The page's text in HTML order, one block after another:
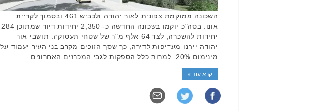
השכונה ממוקמת צפונית לאור יהודה ולכביש 461 ובסמוך לקריית
אונו. בסה"כ יוקמו בשכונה החדשה כ- 2,350 יחידות דיור שמתוכן 284
יחידות להשכרה, לצד 64 אלף מ"ר של שטחי תעסוקה. תושבי אור
יהודה ייהנו מעדיפות לדירה, כך שסך הזוכים מקרב בני העיר יעמוד על
מינימום 20%. למרות כלל הספקות לגבי המכרזים האחרונים …
קרא עוד »